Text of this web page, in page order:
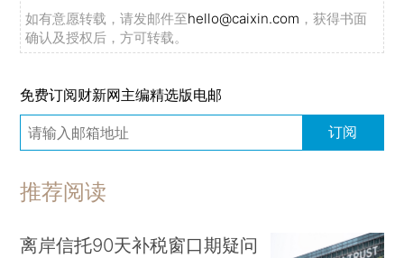
如有意愿转载，请发邮件至hello@caixin.com ，获得书面
确认及授权后，方可转载。
免费订阅财新网主编精选版电邮
订阅
推荐阅读
离岸信托90天补税窗口期疑问